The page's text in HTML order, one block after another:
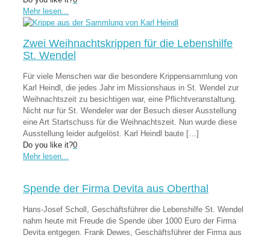
Mehr lesen...
Zwei Weihnachtskrippen für die Lebenshilfe
St. Wendel
Für viele Menschen war die besondere Krippensammlung von
Karl Heindl, die jedes Jahr im Missionshaus in St. Wendel zur
Weihnachtszeit zu besichtigen war, eine Pflichtveranstaltung.
Nicht nur für St. Wendeler war der Besuch dieser Ausstellung
eine Art Startschuss für die Weihnachtszeit. Nun wurde diese
Ausstellung leider aufgelöst. Karl Heindl baute […]
Do you like it?0
Mehr lesen...
Spende der Firma Devita aus Oberthal
Hans-Josef Scholl, Geschäftsführer die Lebenshilfe St. Wendel
nahm heute mit Freude die Spende über 1000 Euro der Firma
Devita entgegen. Frank Dewes, Geschäftsführer der Firma aus